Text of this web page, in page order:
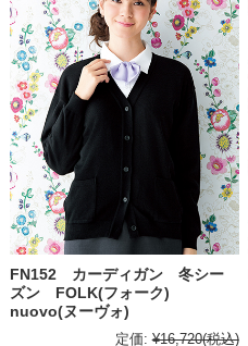
FN152 カーディガン 冬シー
ズン FOLK(フォーク)
nuovo(ヌーヴォ)
定価: ¥16,720(税込)